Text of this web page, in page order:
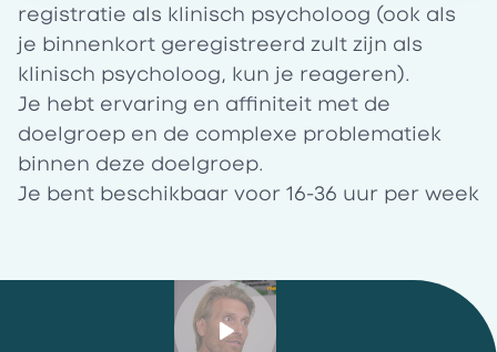
registratie als klinisch psycholoog (ook als
je binnenkort geregistreerd zult zijn als
klinisch psycholoog, kun je reageren).
Je hebt ervaring en affiniteit met de
doelgroep en de complexe problematiek
binnen deze doelgroep.
Je bent beschikbaar voor 16-36 uur per week